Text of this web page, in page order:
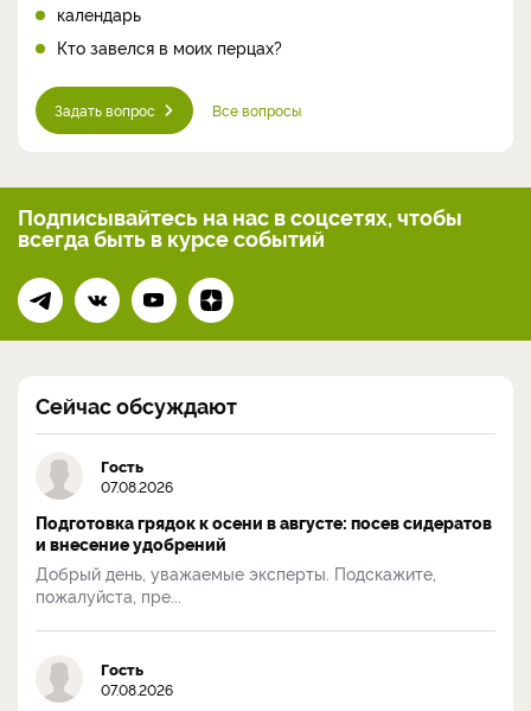
календарь
Кто завелся в моих перцах?
Задать вопрос Все вопросы
Подписывайтесь на нас в соцсетях, чтобы
всегдабыть в курсе событий
Сейчас обсуждают
Гость
07.08.2026
Подготовка грядок к осени в августе: посев сидератов
и внесение удобрений
Добрый день, уважаемые эксперты. Подскажите,
пожалуйста, пре...
Гость
07.08.2026